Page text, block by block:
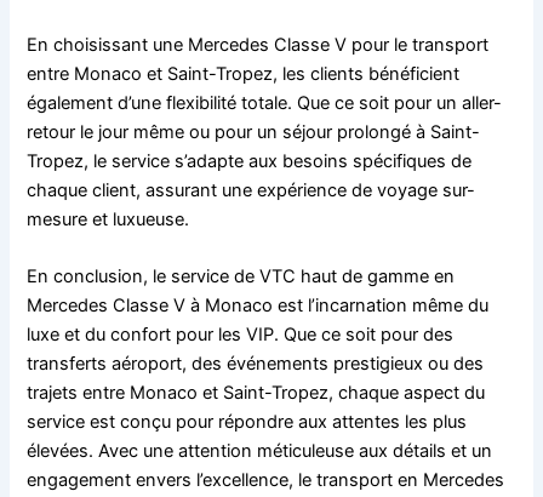
En choisissant une Mercedes Classe V pour le transport
entre Monaco et Saint-Tropez, les clients bénéficient
également d’une flexibilité totale. Que ce soit pour un aller-
retour le jour même ou pour un séjour prolongé à Saint-
Tropez, le service s’adapte aux besoins spécifiques de
chaque client, assurant une expérience de voyage sur-
mesure et luxueuse.
En conclusion, le service de VTC haut de gamme en
Mercedes Classe V à Monaco est l’incarnation même du
luxe et du confort pour les VIP. Que ce soit pour des
transferts aéroport, des événements prestigieux ou des
trajets entre Monaco et Saint-Tropez, chaque aspect du
service est conçu pour répondre aux attentes les plus
élevées. Avec une attention méticuleuse aux détails et un
engagement envers l’excellence, le transport en Mercedes